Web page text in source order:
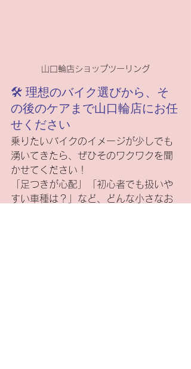
山口輪店ショップツーリング
🛠️ 理想のバイク選びから、そ
の後のケアまで山口輪店にお任
せください
乗りたいバイクのイメージが少しでも
湧いてきたら、ぜひそのワクワクを聞
かせてください！
「足つきが心配」「初心者でも扱いや
すい車種は？」など、どんな小さなお